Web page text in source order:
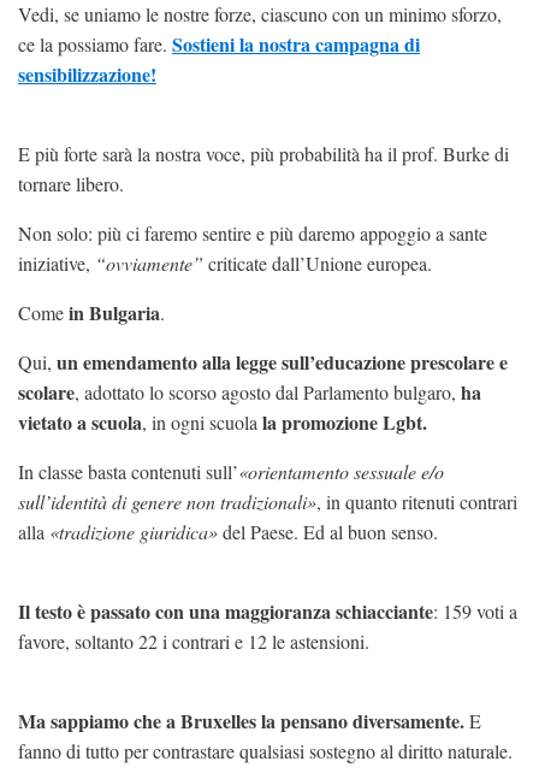
Vedi, se uniamo le nostre forze, ciascuno con un minimo sforzo,
ce la possiamo fare. Sostieni la nostra campagna di
sensibilizzazione!
E più forte sarà la nostra voce, più probabilità ha il prof. Burke di
tornare libero.
Non solo: più ci faremo sentire e più daremo appoggio a sante
iniziative, “ovviamente” criticate dall’Unione europea.
Comein Bulgaria.
Qui, un emendamento alla legge sull’educazione prescolare e
scolare, adottato lo scorso agosto dal Parlamento bulgaro, ha
vietatoa scuola, in ogni scuola la promozione Lgbt.
In classe basta contenuti sull’«orientamento sessuale e/o
sull’identità di genere non tradizionali», in quanto ritenuti contrari
alla «tradizione giuridica»del Paese. Ed al buon senso.
Il testo è passato con una maggioranza schiacciante: 159 voti a
favore, soltanto 22 i contrari e 12 le astensioni.
Ma sappiamo che a Bruxelles la pensano diversamente.E
fanno di tutto per contrastare qualsiasi sostegno al diritto naturale.